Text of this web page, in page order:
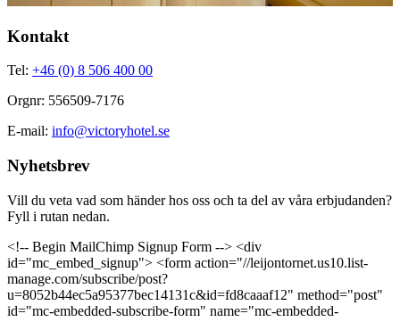
Kontakt
Tel: +46 (0) 8 506 400 00
Orgnr: 556509-7176
E-mail: info@victoryhotel.se
Nyhetsbrev
Vill du veta vad som händer hos oss och ta del av våra erbjudanden?
Fyll i rutan nedan.
<!-- Begin MailChimp Signup Form --> <div
id="mc_embed_signup"> <form action="//leijontornet.us10.list-
manage.com/subscribe/post?
u=8052b44ec5a95377bec14131c&id=fd8caaaf12" method="post"
id="mc-embedded-subscribe-form" name="mc-embedded-